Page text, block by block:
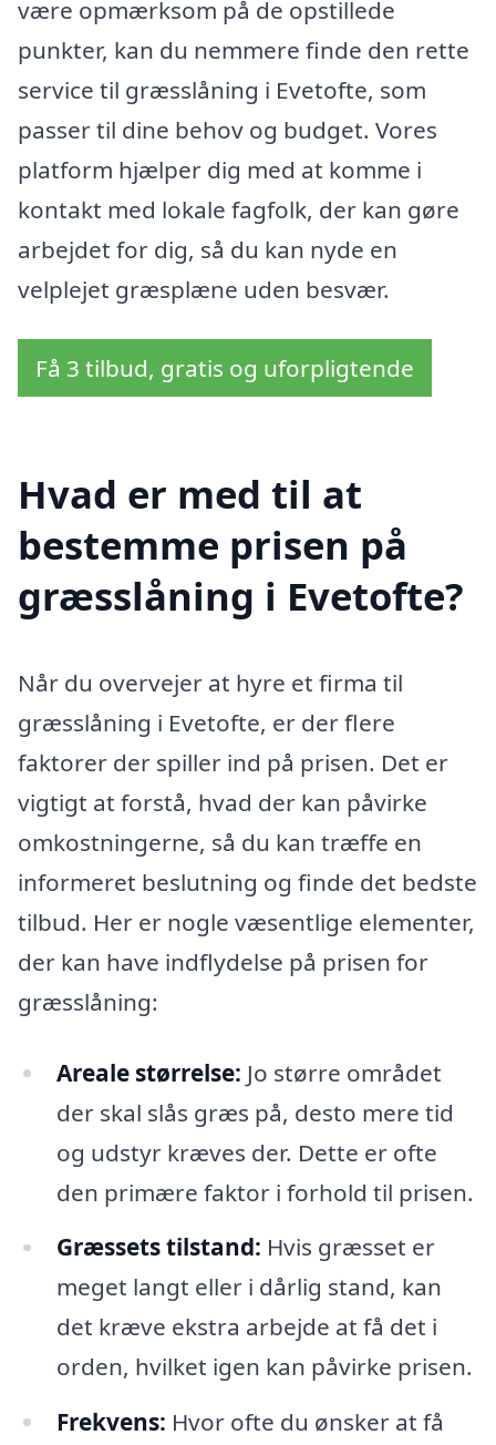
være opmærksom på de opstillede
punkter, kan du nemmere finde den rette
service til græsslåning i Evetofte, som
passer til dine behov og budget. Vores
platform hjælper dig med at komme i
kontakt med lokale fagfolk, der kan gøre
arbejdet for dig, så du kan nyde en
velplejet græsplæne uden besvær.
Få 3 tilbud, gratis og uforpligtende
Hvad er med til at
bestemme prisen på
græsslåning i Evetofte?
Når du overvejer at hyre et firma til
græsslåning i Evetofte, er der flere
faktorer der spiller ind på prisen. Det er
vigtigt at forstå, hvad der kan påvirke
omkostningerne, så du kan træffe en
informeret beslutning og finde det bedste
tilbud. Her er nogle væsentlige elementer,
der kan have indflydelse på prisen for
græsslåning:
Areale størrelse: Jo større området
der skal slås græs på, desto mere tid
og udstyr kræves der. Dette er ofte
den primære faktor i forhold til prisen.
Græssets tilstand: Hvis græsset er
meget langt eller i dårlig stand, kan
det kræve ekstra arbejde at få det i
orden, hvilket igen kan påvirke prisen.
Frekvens: Hvor ofte du ønsker at få